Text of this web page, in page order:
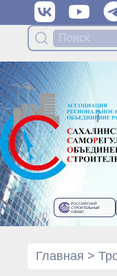
РОССИЙСКИЙ
СТРОИТЕЛЬНЫЙ
ОЛИМП
Главная >